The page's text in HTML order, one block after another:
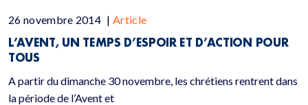
26 novembre 2014 | Article
L’AVENT, UN TEMPS D’ESPOIR ET D’ACTION POUR
TOUS
A partir du dimanche 30 novembre, les chrétiens rentrent dans
la période de l’Avent et